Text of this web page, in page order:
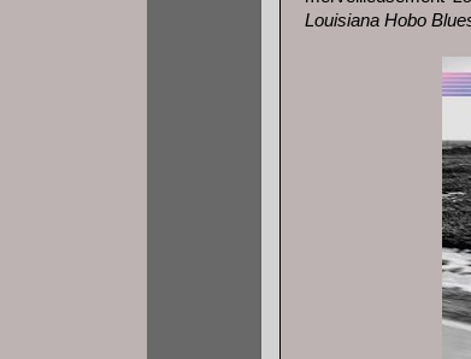
Louisiana Hobo